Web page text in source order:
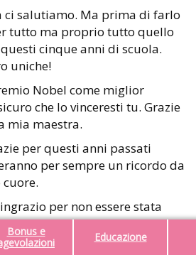
Bonus e
Educazione
ci salutiamo. Ma prima di farlo
tutto ma proprio tutto quello
cinque anni di scuola.
uniche!
Nobel come miglior
che lo vinceresti tu. Grazie
mia maestra.
per questi anni passati
per sempre un ricordo da
per non essere stata
in tutto questo tempo ma
una persona che mi ha